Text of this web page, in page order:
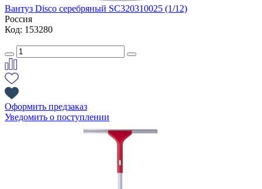
Вантуз Disco серебряный SC320310025 (1/12)
Россия
Код: 153280
Оформить предзаказ
Уведомить о поступлении